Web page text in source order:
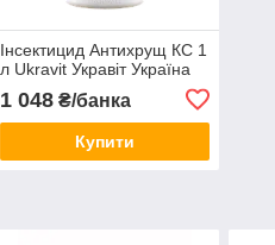
Інсектицид Антихрущ КС 1
л Ukravit Укравіт Україна
1 048₴/банка
Купити